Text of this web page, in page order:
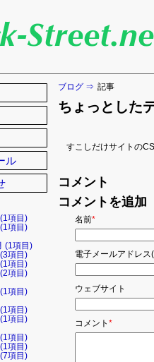
ブログ 記事
ちょっとした
すこしだけサイトの
コメント
コメントを追加
必
須
目
名前*
必
須
目
電子メールアドレ
ウェブサイト
必
須
コメント*
ル
項目)
項目)
(1項目)
項目)
項目)
項目)
項目)
項目)
項目)
項目)
項目)
項目)